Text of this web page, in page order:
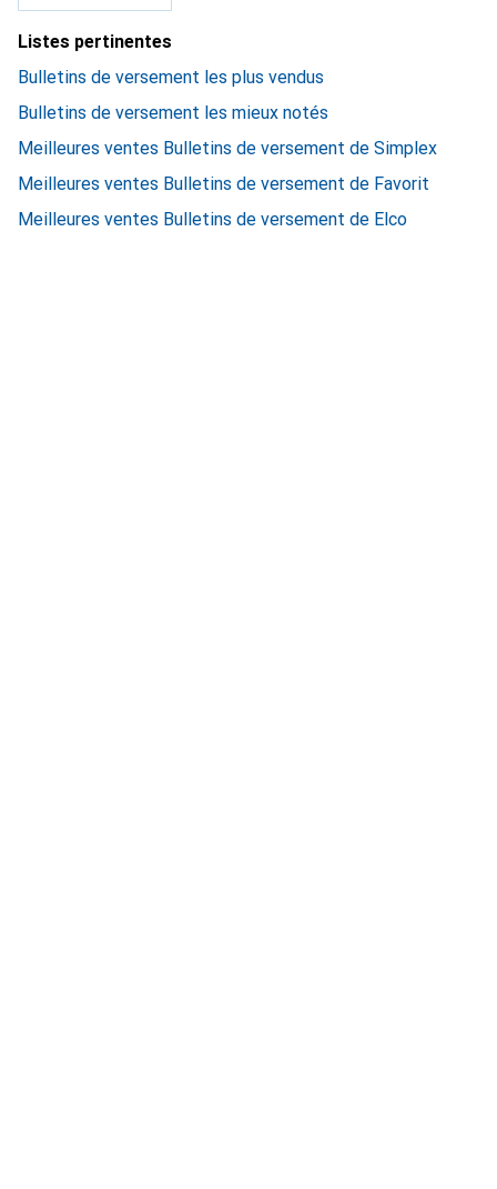
Listes pertinentes
Bulletins de versement les plus vendus
Bulletins de versement les mieux notés
Meilleures ventes Bulletins de versement de Simplex
Meilleures ventes Bulletins de versement de Favorit
Meilleures ventes Bulletins de versement de Elco